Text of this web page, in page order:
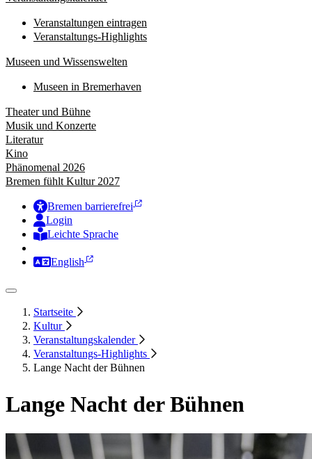
Veranstaltungen eintragen
Veranstaltungs-Highlights
Museen und Wissenswelten
Museen in Bremerhaven
Theater und Bühne
Musik und Konzerte
Literatur
Kino
Phänomenal 2026
Bremen fühlt Kultur 2027
Bremen barrierefrei
Login
Leichte Sprache
English
Startseite
Kultur
Veranstaltungskalender
Veranstaltungs-Highlights
Lange Nacht der Bühnen
Lange Nacht der Bühnen